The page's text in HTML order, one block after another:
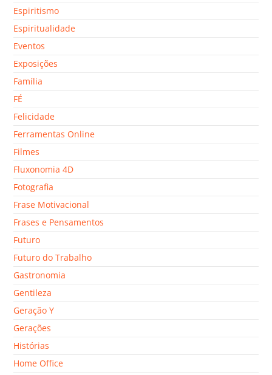
Espiritismo
Espiritualidade
Eventos
Exposições
Família
FÉ
Felicidade
Ferramentas Online
Filmes
Fluxonomia 4D
Fotografia
Frase Motivacional
Frases e Pensamentos
Futuro
Futuro do Trabalho
Gastronomia
Gentileza
Geração Y
Gerações
Histórias
Home Office